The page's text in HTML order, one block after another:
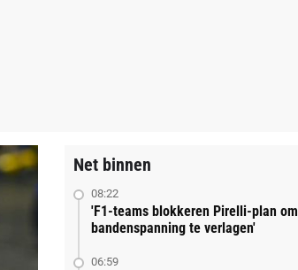
Net binnen
08:22
'F1-teams blokkeren Pirelli-plan om
bandenspanning te verlagen'
06:59